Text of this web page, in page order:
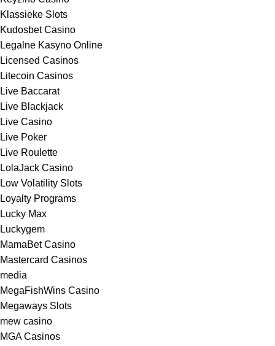
Klassieke Slots
Kudosbet Casino
Legalne Kasyno Online
Licensed Casinos
Litecoin Casinos
Live Baccarat
Live Blackjack
Live Casino
Live Poker
Live Roulette
LolaJack Casino
Low Volatility Slots
Loyalty Programs
Lucky Max
Luckygem
MamaBet Casino
Mastercard Casinos
media
MegaFishWins Casino
Megaways Slots
mew casino
MGA Casinos